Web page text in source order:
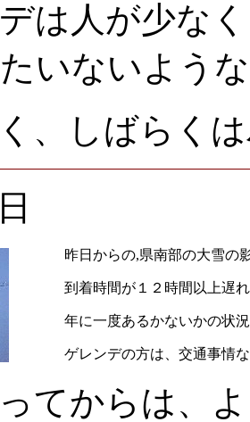
は人が少な
いないよう
、しばらく
昨日からの,県南部の大雪の
到着時間が１２時間以上遅
年に一度あるかないかの
ゲレンデの方は、交通事情
てからは、